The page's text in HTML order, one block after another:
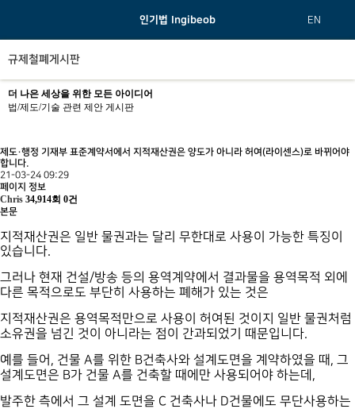
인기법 Ingibeob EN
규제철폐게시판
더 나은 세상을 위한 모든 아이디어
법/제도/기술 관련 제안 게시판
제도·행정 기재부 표준계약서에서 지적재산권은 양도가 아니라 허여(라이센스)로 바뀌어야
합니다.
21-03-24 09:29
페이지 정보
Chris 34,914회 0건
본문
지적재산권은 일반 물권과는 달리 무한대로 사용이 가능한 특징이
있습니다.
그러나 현재 건설/방송 등의 용역계약에서 결과물을 용역목적 외에
다른 목적으로도 부단히 사용하는 폐해가 있는 것은
지적재산권은 용역목적만으로 사용이 허여된 것이지 일반 물권처럼
소유권을 넘긴 것이 아니라는 점이 간과되었기 때문입니다.
예를 들어, 건물 A를 위한 B건축사와 설계도면을 계약하였을 때, 그
설계도면은 B가 건물 A를 건축할 때에만 사용되어야 하는데,
발주한 측에서 그 설계 도면을 C 건축사나 D건물에도 무단사용하는